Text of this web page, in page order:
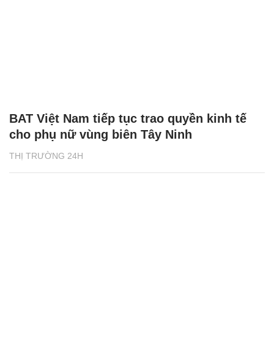
THỊ TRƯỜNG 24H
BAT Việt Nam tiếp tục trao quyền kinh tế
cho phụ nữ vùng biên Tây Ninh